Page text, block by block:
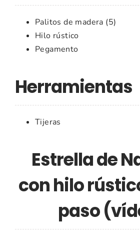
Palitos de madera (5)
Hilo rústico
Pegamento
Herramientas
Tijeras
Estrella de
con hilo
paso